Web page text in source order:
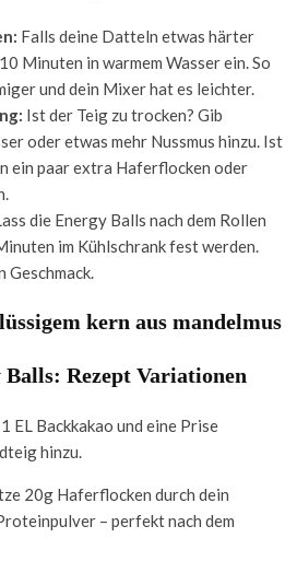
Falls deine Datteln etwas härter
Minuten in warmem Wasser ein. So
und dein Mixer hat es leichter.
Ist der Teig zu trocken? Gib
oder etwas mehr Nussmus hinzu. Ist
ein paar extra Haferflocken oder
die Energy Balls nach dem Rollen
im Kühlschrank fest werden.
Geschmack.
Rezept Variationen
EL Backkakao und eine Prise
hinzu.
20g Haferflocken durch dein
– perfekt nach dem